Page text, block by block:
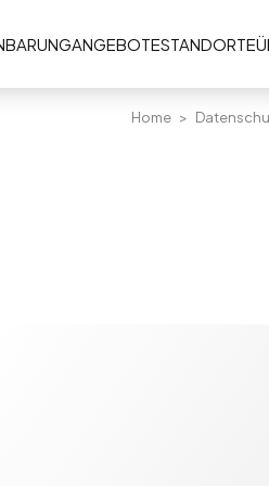
ANGEBOTESTANDORTE
Home